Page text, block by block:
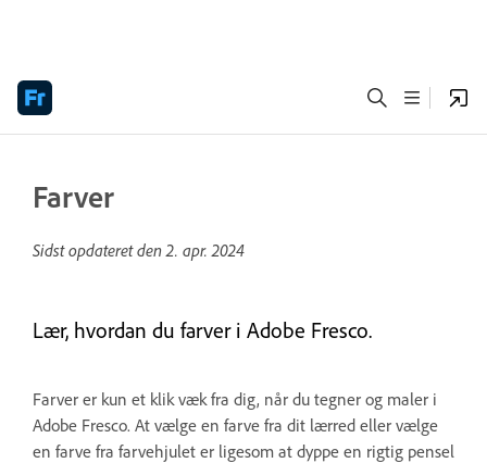
Farver
Sidst opdateret den2. apr. 2024
Lær, hvordan du farver i Adobe Fresco.
Farver er kun et klik væk fra dig, når du tegner og maler i
Adobe Fresco. At vælge en farve fra dit lærred eller vælge
en farve fra farvehjulet er ligesom at dyppe en rigtig pensel